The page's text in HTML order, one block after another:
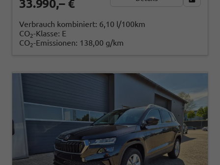
33.990,– €
Verbrauch kombiniert: 6,10 l/100km
CO2-Klasse: E
CO2-Emissionen: 138,00 g/km